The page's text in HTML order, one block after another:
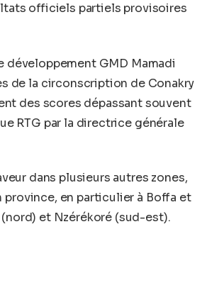
officiels partiels provisoires
développement GMD Mamadi
de la circonscription de Conakry
des scores dépassant souvent
RTG par la directrice générale
dans plusieurs autres zones,
province, en particulier à Boffa et
et Nzérékoré (sud-est).